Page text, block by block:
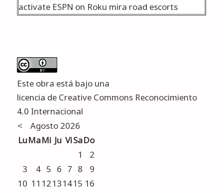
activate ESPN on Roku mira road escorts
Este obra está bajo una
licencia de Creative Commons Reconocimiento
4.0 Internacional
<
Agosto 2026
LuMaMi Ju ViSaDo
1
2
3
4 5 6 7 8
9
10 11 12131415 16